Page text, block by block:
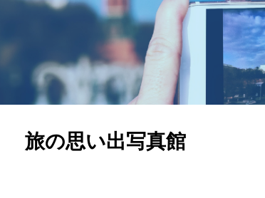
旅の思い出写真館